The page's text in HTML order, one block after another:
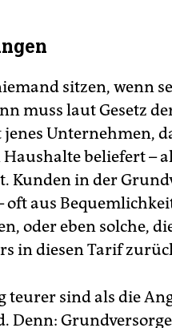
sitzen, wenn
muss laut Gesetz
Unternehmen,
beliefert –
Kunden in der
oft aus
oder eben solche,
in diesen Tarif
teurer sind als die
Denn: